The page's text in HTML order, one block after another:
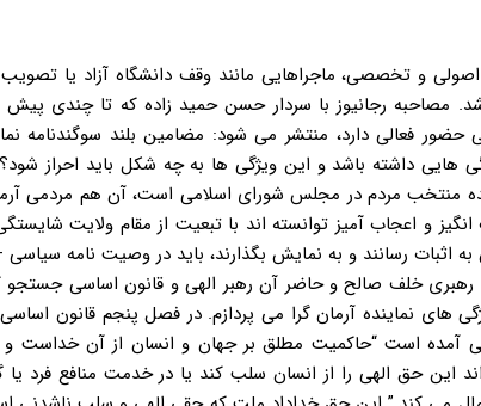
کلیدی و زیز بنایی است که غفلت از آن می تواند کشور را با بحران های عدیده ای مواجه سازد، آن چنان که خود مشاهده کرده ایم. ثانیا در مقام مشورت برای انتخاب نمایندگان شایسته و حائز شرایط نمایندگی مجلس، حضرت امام به رجوع به عالمان و روحانیان باتقوا و متعهد به جمهوری اسلامی تاکید می کنند. ثالثا تکیه امام بر این واقعیت که وکلای مجلس از طبقه ای باشند که محرومیت و مظلومیت مستضعفان و محرومان جامعه را لمس کرده و در فکر رفاه آنان باشند نه از سرمایه داران و زمین خواران و صدر نشینان مرفه و غرق در لذات و شهوات که تلخی محرومیت و رنج گرسنگان و پابرهنگان را نمی توانند بفهمند، یکی دیگر از شاخص های آرمان گرایی است. در بخش هایی از وصیت نامه امام که به موضوع انتخابات اعم از انتخاب رییس جمهور، نمایندگان مجلس و خبرگان رهبری اشاره شده است، بیت الغزل و تاکید اکید ایشان تعهد به اسلام و دلسوزی برای کشور و ملت است، آن چنان که در سخنرانی تاریخی مقام معظم رهبری در روز بیستم مهرماه سال ۹۰ در جمع مردم کرمانشاه بر این نکات درباره نمایندگان مجلس تاکید و تصریح شد. امام عزیز در وصیت نامه هشدار می دهند که هر کس به مقدار توان و حیطه نفوذش لازم است در خدمت اسلام و میهن باشد و با جدیت از نفوذ وابستگان به دو قطب استثمارگر و غرب یا شرق زدگان و منحرفان از مکتب بزرگ اسلام جلوگیری کنند. نگرانی عمیق امام از نفوذ جریان های انحرافی، فتنه گران و وابستگان به قدرت های سلطه گر در ارکان نظام به دست آنها تا آنجاست که می فرمایند: «ملت ایران بدانند که مخالفین اسلام و کشورهای اسلامی که همان ابرقدرتان چپاولگر بین المللی هستند، با تدریج و ظرافت در کشور ما و کشورهای اسلامی دیگر رخنه و با دست افراد خودِ ملت ها، کشورها را به دام استثمار می کشانند، باید با هوشیاری مراقب باشید و با احساس اولین قدمِ نفوذی به مقابله برخیزید و به آنان مهلت ندهید.» امام در ادامه می فرمایند: «از نمایندگان مجلس شورای اسلامی در این عصر و عصرهای آینده می خواهم که اگر خدای نخواسته عناصر منحرفی با دسیسه و بازی سیاسی وکالت خود را به مردم تحمیل نمودند، مجلس اعتبارنامه آنان را رد کنند و نگذارند حتی یک عنصر خرابکار وابسته به مجلس راه یابد.» بدین ترتیب وی ژگی های نمانیده آرمان گرا از منظر امام، مقام معظم رهبری و قانون اساسی به خوبی تبیین شد و انتخاب بر اساس این معیارها و موازین، عمل به تکلیف و وظیفه شرعی و انقلابی امت متعهد و آرمان خواه ماست. رفع نگرانی های امام در وصیت نامه، صرفا با نظارت استصوابی محقق می شود نقش شورای نگهبان در احراز صلاحیت های اینچنینی چیست و تا کجاست؟ در اصل ۹۹ قانون اساسی آمده است که شورای نگهبان نظارت بر انتخابات مجلس خبرگان رهبری، ریاست جمهوری، مجلس شورای اسلامی و مراجعه به آرای عمومی و همه پرسی را بر عهده دارد. بدیهی است این نظارت با توجه به وظایف بسیار مهم مجلس در ساختار نظام نمی تواند بر خلاف برخی دیدگاه ها، صرفا نظارت استطلاعی باشد، نظارت اصل ۹۹، قطعا نظارت استصوابی است. یعنی برای اعضای شورای محترم نگهبان باید محرز شود که فلان کاندیدا باید به اصولی که در قانون اساسی نسبت به وظایف نمایندگی، صراحتا احصا شده است به طور خاص آگاه و ملتزم بوده و به طور عام اعتقاد عمیق قلبی و التزام عملی خود را به سایر اصول نشان داده باشد. استعلام از سوابق، گرایش ها، پیشینه، اعتقادات، سلوک افراد در حوزه های انتخابیه ی آنها از مراجع دارای صلاحیت قانونی و شرعی می تواند به شورای نگهبان در رد یا تایید صلاحیت ها کمک کند؛ آن چنان که قانون بر آن تصریح کرده است. رفع دغدغه ها و نگرانی های امام در وصیت نامه، صرفا با نظارت استصوابی از ابتدا تا انتهای انتخابات ضروری و امری محتوم و غیرقابل انکار است. اصولگرایان اگر به اصول خود عمل کنند به طور طبیعی به لیست واحد می رسند آیا برای انتخاب نماینده باید به همین حد اکتفا شود، یا باید به لیستی که جریان های سیاسی می دهند، اعتماد کرد اگر این طور است این لیست باید چه ویژگی هایی داشته باشد کسانی که می خواهند آن را تعیین کنند، چه ویژگی هایی باید داشته باشند؟ آیا صرف ادعای اصول گرایی کافی است؟ در صورتی که دو یا چند گروه که همه ادعای اصول گرایی دارند و اقدام به لیست دادن کردند، تکلیف چیست؟ انتخابات نهم مجلس شورای اسلامی از دو ویژگی بارز برخوردار است؛ اولا ملت بزرگ ایران شاهد امواج بیداری اسلامی در نقاط مختلف جهان است، بی گمان اشعه های تابناک انقلاب اسلامی مردم ایران، ملت ها را به خروش و قیام علیه دیکتاتورهای دست نشانده چپاولگران بین المللی واداشته است. ملت ها در شرایط کنونی در حال نظام سازی اند، انقلاب اسلامی و نظام مقدس و مستحکم جمهوری اسلامی ایران در برابر آنان و الهام بخش آنهاست، آنها همچنان به ملت ایران چشم دوخته اند و با حساسیت، تصمیم ها و اقدام های ملت ایران، خواص و نخبگان و مسئولان ما را زیرنظر دارند، ثانیا ملت ایران فتنه بزرگی را پشت سر نهاده است، فتنه ای که به قصد فروپاشی نظام اسلامی با حمایت بی دریغ و